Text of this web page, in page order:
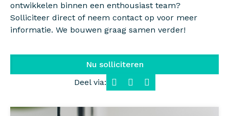
ontwikkelen binnen een enthousiast team?
Solliciteer direct of neem contact op voor meer
informatie. We bouwen graag samen verder!
Deel via: FacebookLinkedIn
Nu solliciteren